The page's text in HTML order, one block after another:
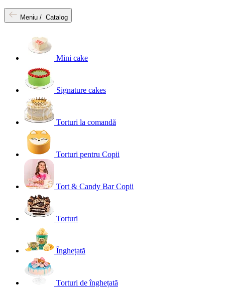
Meniu / Catalog
Mini cake
Signature cakes
Torturi la comandă
Torturi pentru Copii
Tort & Candy Bar Copii
Torturi
Înghețată
Torturi de înghețată